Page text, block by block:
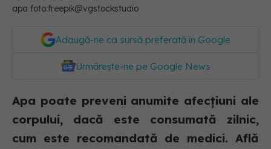
apa foto:freepik@vgstockstudio
Adaugă-ne ca sursă preferată în Google
Urmărește-ne pe Google News
Apa poate preveni anumite afecțiuni ale
corpului, dacă este consumată zilnic,
cum este recomandată de medici. Află